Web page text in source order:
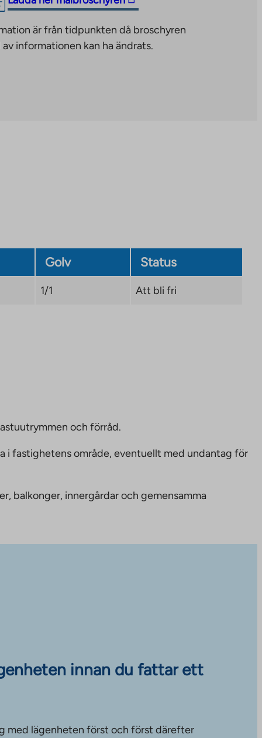
takes
you
är från tidpunkten då broschyren
informationen kan ha ändrats.
Golv Status
1/1 Att bli fri
och förråd.
i fastighetens område, eventuellt med undantag för
balkonger, innergårdar och gemensamma
innan du fattar ett
med lägenheten först och först därefter